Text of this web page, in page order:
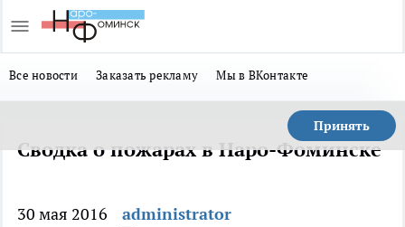
Все новости Заказать рекламу Мы в ВКонтакте
Принять
Сводка о пожарах в Наро-Фоминске
30 мая 2016 administrator